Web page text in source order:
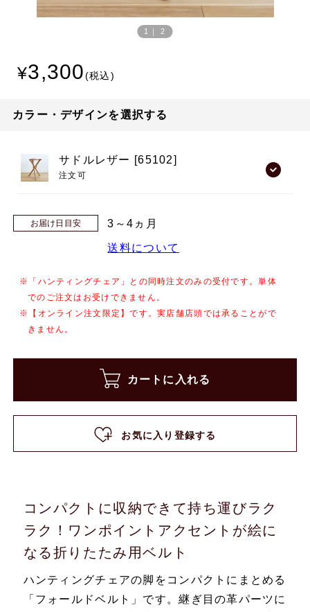
1 ｜2
3,300
カラー・デザインを選択する
サドルレザー [65102]
注文可
お届け日目安 3～4ヵ月
送料について
※「ハンティングチェア」との同時注文のみの受付です。単体
でのご注文はお受けできません。
※【オンライン注文限定】です。実店舗店頭では承ることがで
きません。
カートに入れる
お気に入り登録する
コンパクトに収納できて持ち運びラク
ラク！ワンポイントアクセントが絵に
なる折りたたみ用ベルト
ハンティングチェアの脚をコンパクトにまとめる
「フォールドベルト」です。継ぎ目の革パーツに